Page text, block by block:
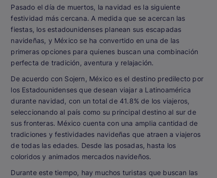
Pasado el día de muertos, la navidad es la siguiente
festividad más cercana. A medida que se acercan las
fiestas, los estadounidenses planean sus escapadas
navideñas, y México se ha convertido en una de las
primeras opciones para quienes buscan una combinación
perfecta de tradición, aventura y relajación.
De acuerdo con Sojern, México es el destino predilecto por
los Estadounidenses que desean viajar a Latinoamérica
durante navidad, con un total de 41.8% de los viajeros,
seleccionando al país como su principal destino al sur de
sus fronteras. México cuenta con una amplia cantidad de
tradiciones y festividades navideñas que atraen a viajeros
de todas las edades. Desde las posadas, hasta los
coloridos y animados mercados navideños.
Durante este tiempo, hay muchos turistas que buscan las